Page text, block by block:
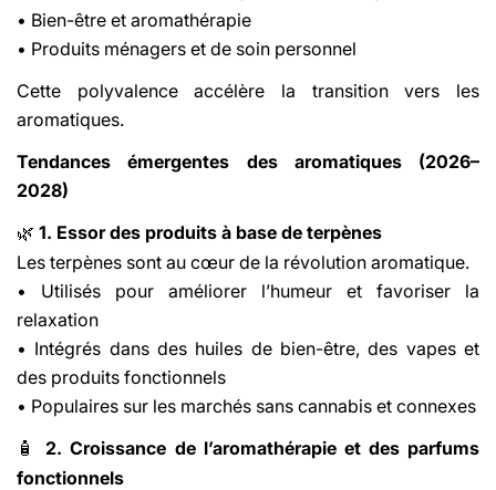
• Bien-être et aromathérapie
• Produits ménagers et de soin personnel
Cette polyvalence accélère la transition vers les
aromatiques.
Tendances émergentes des aromatiques (2026–
2028)
🌿 1. Essor des produits à base de terpènes
Les terpènes sont au cœur de la révolution aromatique.
• Utilisés pour améliorer l’humeur et favoriser la
relaxation
• Intégrés dans des huiles de bien-être, des vapes et
des produits fonctionnels
• Populaires sur les marchés sans cannabis et connexes
🧴
2. Croissance de l’aromathérapie et des parfums
fonctionnels
Share This Article
Share
Share Pin
Pinterest